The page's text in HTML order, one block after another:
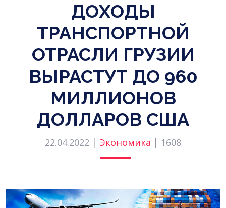
ДОХОДЫ
ТРАНСПОРТНОЙ
ОТРАСЛИ ГРУЗИИ
ВЫРАСТУТ ДО 960
МИЛЛИОНОВ
ДОЛЛАРОВ США
22.04.2022 | Экономика | 1608